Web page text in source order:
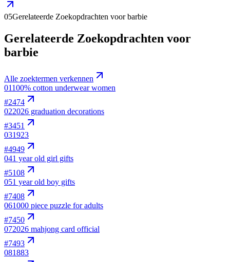
05Gerelateerde Zoekopdrachten voor barbie
Gerelateerde Zoekopdrachten voor
barbie
Alle zoektermen verkennen
01100% cotton underwear women
#2474
022026 graduation decorations
#3451
031923
#4949
041 year old girl gifts
#5108
051 year old boy gifts
#7408
061000 piece puzzle for adults
#7450
072026 mahjong card official
#7493
081883